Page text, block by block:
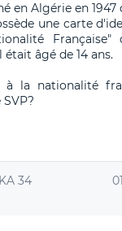
en Algérie en 1947
une carte
Française"
était âgé de 14 ans.
la nationalité
34